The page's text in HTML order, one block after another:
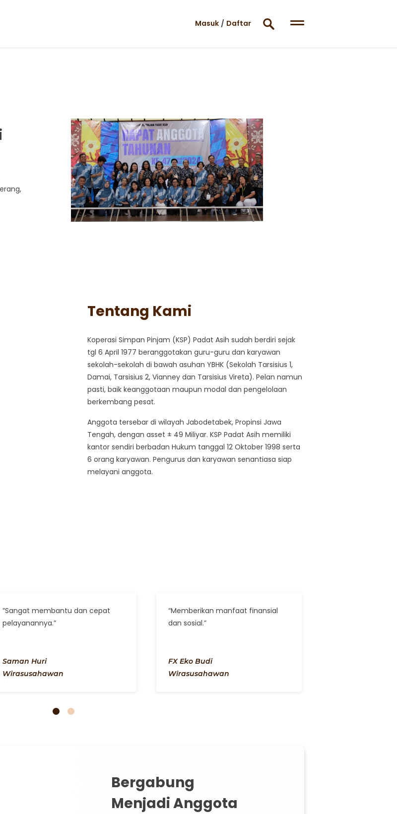
Masuk / Daftar
Tentang Kami
Koperasi Simpan Pinjam (KSP) Padat Asih sudah berdiri sejak
tgl 6 April 1977 beranggotakan guru-guru dan karyawan
sekolah-sekolah di bawah asuhan YBHK (Sekolah Tarsisius 1,
Damai, Tarsisius 2, Vianney dan Tarsisius Vireta). Pelan namun
pasti, baik keanggotaan maupun modal dan pengelolaan
berkembang pesat.
Anggota tersebar di wilayah Jabodetabek, Propinsi Jawa
Tengah, dengan asset ± 49 Miliyar. KSP Padat Asih memiliki
kantor sendiri berbadan Hukum tanggal 12 Oktober 1998 serta
6 orang karyawan. Pengurus dan karyawan senantiasa siap
melayani anggota.
”Sangat membantu dan cepat
pelayanannya.”
Saman Huri
Wirasusahawan
“Memberikan manfaat finansial
dan sosial.”
FX Eko Budi
Wirasusahawan
Bergabung
Menjadi Anggota